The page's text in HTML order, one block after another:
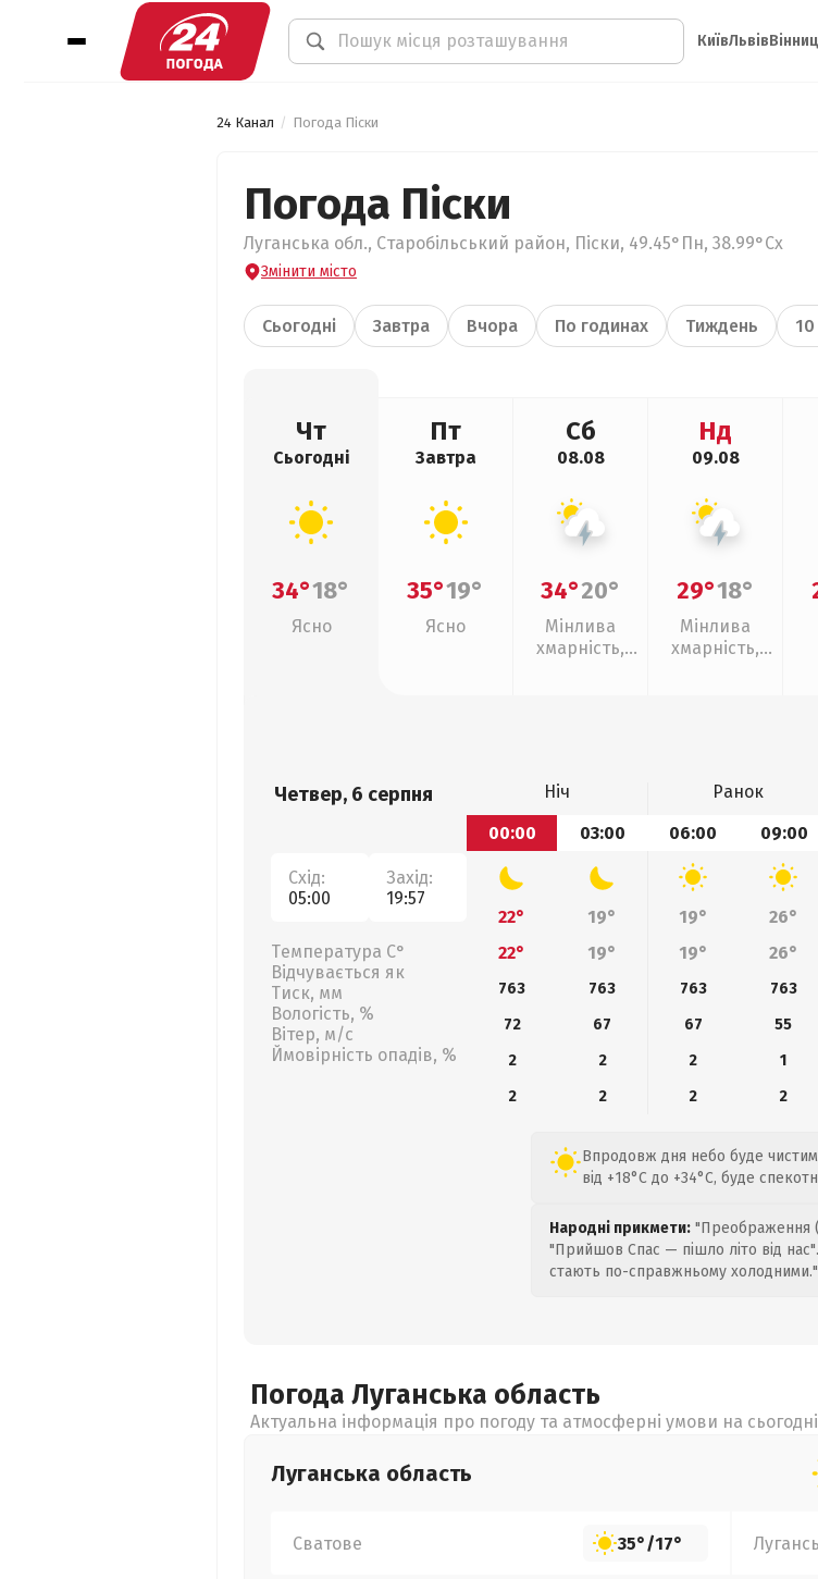
КиївЛьвів
24 Канал Погода Піски
Погода Піски
Луганська обл., Старобільський район, Піски, 49.45°Пн, 38.99°Сх
Змінити місто
Сьогодні Завтра Вчора По годинах Тиждень 10
Чт
Сьогодні
34°18°
Ясно
Пт
Завтра
35°19°
Ясно
Сб
08.08
34°20°
Мінлива
хмарність,
Нд
09.08
29°18°
Мінлива
хмарність,
Четвер, 6 серпня
Схід:
05:00
Захід:
19:57
Температура С°
Відчувається як
Тиск, мм
Вологість, %
Вітер, м/с
Ймовірність опадів, %
Ніч Ранок
00:00
03:00 06:00 09:00
22° 19° 19° 26°
22°
19° 19° 26°
763 763 763 763
72
67 67 55
2
2 2 1
2
2 2 2
Впродовж дня небо буде
від +18°C до +34°C, буде
Народні прикмети: "Преображення
"Прийшов Спас — пішло літо від
стають по-справжньому холодними."
Погода Луганська область
Актуальна інформація про погоду та атмосферні умови на сьогодні
Луганська область
Сватове 35°/17°